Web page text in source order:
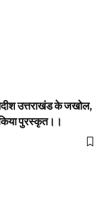
उत्तराखंड के जखोल,
पुरस्कृत।।